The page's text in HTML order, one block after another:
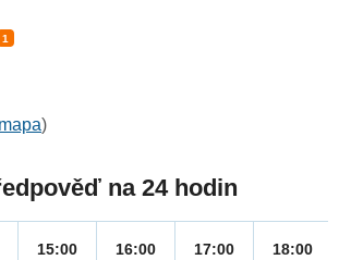
1
mapa)
na 24 hodin
15:00 16:00 17:00 18:00